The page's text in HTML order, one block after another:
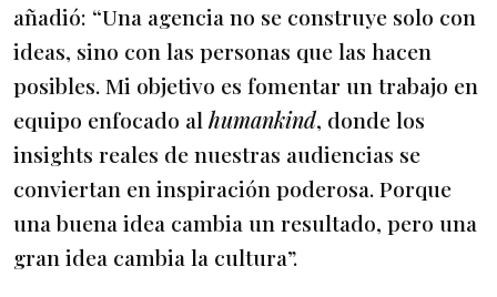
añadió: “Una agencia no se construye solo con
ideas, sino con las personas que las hacen
posibles. Mi objetivo es fomentar un trabajo en
equipo enfocado al humankind, donde los
insights reales de nuestras audiencias se
conviertan en inspiración poderosa. Porque
una buena idea cambia un resultado, pero una
gran idea cambia la cultura”.